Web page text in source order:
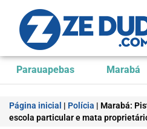
Parauapebas Marabá
Página inicial | Polícia | Marabá:
escola particular e mata